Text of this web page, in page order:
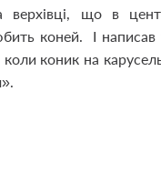
що в
коней. І
коник на